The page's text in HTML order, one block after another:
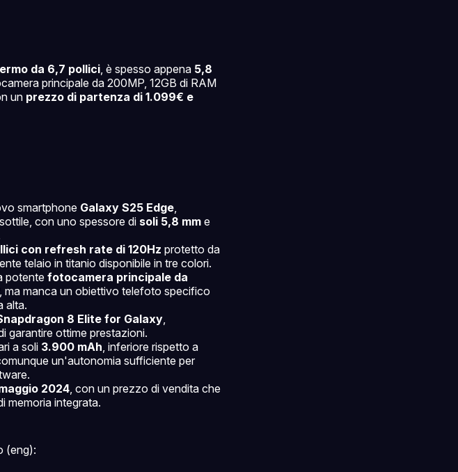
da 6,7 pollici, è spesso appena 5,8
principale da 200MP, 12GB di RAM
un prezzo di partenza di 1.099€ e
smartphone Galaxy S25 Edge
con uno spessore di soli 5,8 mm e
con refresh rate di 120Hz protetto da
telaio in titanio disponibile in tre colori.
potente fotocamera principale da
ma manca un obiettivo telefoto specifico
alta.
8 Elite for Galaxy
garantire ottime prestazioni.
a soli 3.900 mAh , inferiore rispetto a
un'autonomia sufficiente per
2024 , con un prezzo di vendita che
memoria integrata.
(eng):